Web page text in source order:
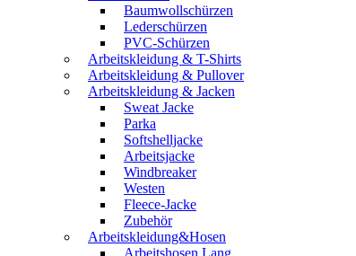
Baumwollschürzen
Lederschürzen
PVC-Schürzen
Arbeitskleidung & T-Shirts
Arbeitskleidung & Pullover
Arbeitskleidung & Jacken
Sweat Jacke
Parka
Softshelljacke
Arbeitsjacke
Windbreaker
Westen
Fleece-Jacke
Zubehör
Arbeitskleidung&Hosen
Arbeitshosen Lang